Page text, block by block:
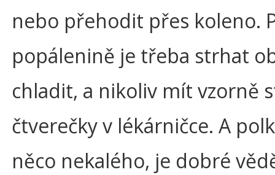
nebo přehodit přes koleno.
popálenině je třeba strhat
chladit, a nikoliv mít vzorně
čtverečky v lékárničce. A
něco nekalého, je dobré